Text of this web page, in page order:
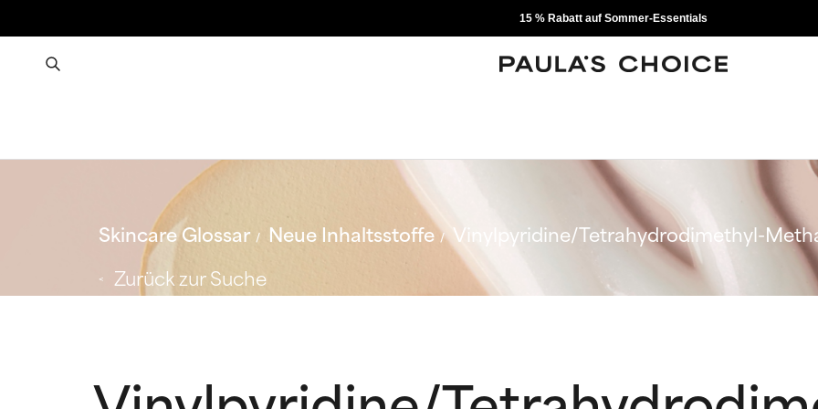
15 % Rabatt auf Sommer-Essentials
Skincare Glossar Neue Inhaltsstoffe
Vinylpyridine/Tetrahydrodimethyl-
Zurück zur Suche